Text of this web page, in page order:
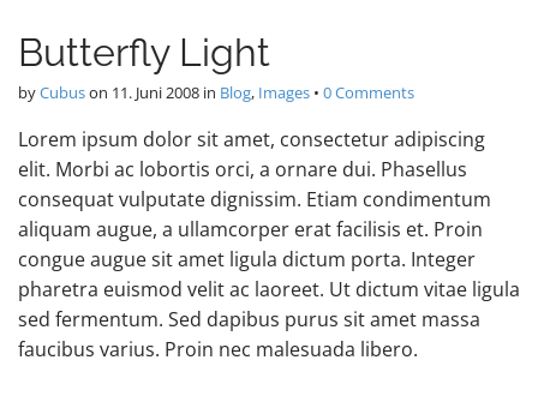
tButterfly Light
byCubuson 11. Juni 2008 in Blog, Images • 0 Comments
Lorem ipsum dolor sit amet, consectetur adipiscing
elit. Morbi ac lobortis orci, a ornare dui. Phasellus
consequat vulputate dignissim. Etiam condimentum
aliquam augue, a ullamcorper erat facilisis et. Proin
congue augue sit amet ligula dictum porta. Integer
pharetra euismod velit ac laoreet. Ut dictum vitae ligula
sed fermentum. Sed dapibus purus sit amet massa
faucibus varius. Proin nec malesuada libero.